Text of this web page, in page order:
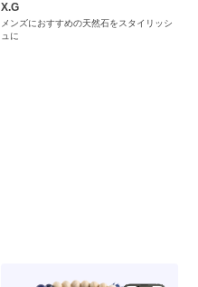
X.G
メンズにおすすめの天然石をスタイリッシ
ュに